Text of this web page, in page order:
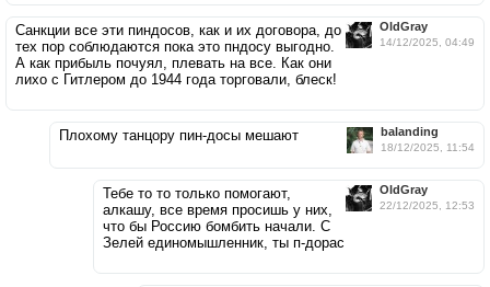
OldGray
14/12/2025, 04:49
Санкции все эти пиндoсов, как и их договора, до
тех пор соблюдаются пока это пндoсу выгодно.
А как прибыль почуял, плевать на все. Как они
лихо с Гитлером до 1944 года торговали, блеск!
balanding
18/12/2025, 11:54
Плохому танцору пин-досы мешают
OldGray
22/12/2025, 12:53
Тебе то то только помогают,
алкашу, все время просишь у них,
что бы Россию бомбить начали. С
Зелей единомышленник, ты п-дорас